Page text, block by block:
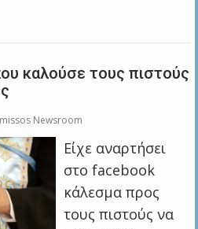
καλούσε τους πιστούς
Newsroom
Είχε αναρτήσει
στο facebook
κάλεσμα προς
τους πιστούς να